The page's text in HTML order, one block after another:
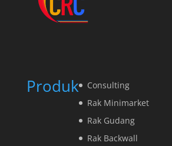
Produk
Consulting
Rak Minimarket
Rak Gudang
Rak Backwall